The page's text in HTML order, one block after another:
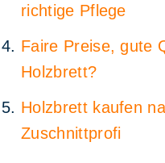
richtige Pflege
Faire Preise, gute
Holzbrett?
Holzbrett kaufen
Zuschnittprofi